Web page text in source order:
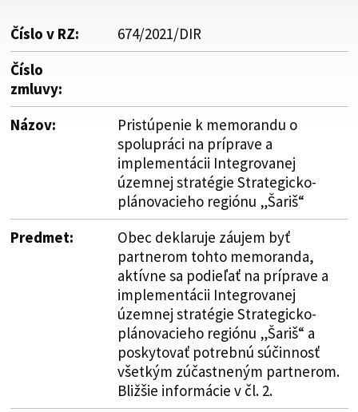
Číslo v RZ:
674/2021/DIR
Číslo
zmluvy:
Názov:
Pristúpenie k memorandu o
spolupráci na príprave a
implementácii Integrovanej
územnej stratégie Strategicko-
plánovacieho regiónu „Šariš“
Predmet:
Obec deklaruje záujem byť
partnerom tohto memoranda,
aktívne sa podieľať na príprave a
implementácii Integrovanej
územnej stratégie Strategicko-
plánovacieho regiónu „Šariš“ a
poskytovať potrebnú súčinnosť
všetkým zúčastneným partnerom.
Bližšie informácie v čl. 2.